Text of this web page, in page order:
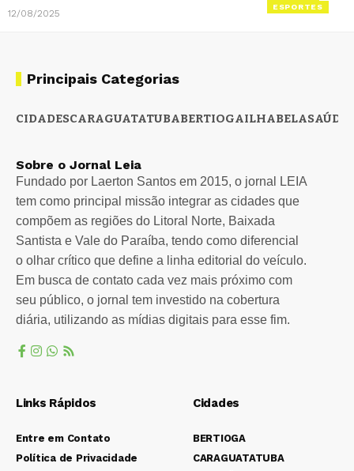
ESPORTES
12/08/2025
Principais Categorias
CIDADESCARAGUATATUBABERTIOGAILHABELASAÚDE
Sobre o Jornal Leia
Fundado por Laerton Santos em 2015, o jornal LEIA
tem como principal missão integrar as cidades que
compõem as regiões do Litoral Norte, Baixada
Santista e Vale do Paraíba, tendo como diferencial
o olhar crítico que define a linha editorial do veículo.
Em busca de contato cada vez mais próximo com
seu público, o jornal tem investido na cobertura
diária, utilizando as mídias digitais para esse fim.
Links Rápidos
Entre em Contato
Política de Privacidade
Cidades
BERTIOGA
CARAGUATATUBA